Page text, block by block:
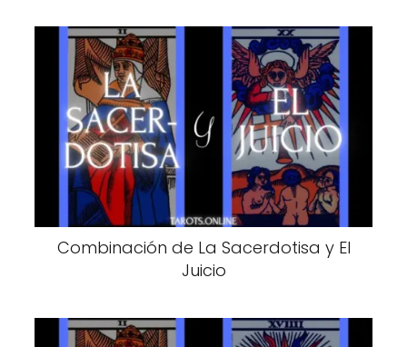
Combinación de La Sacerdotisa y El
Juicio